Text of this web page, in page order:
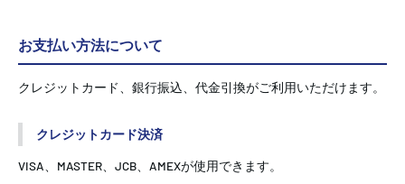
お支払い方法について
クレジットカード、銀行振込、代金引換がご利用いただけます。
クレジットカード決済
VISA、MASTER、JCB、AMEXが使用できます。